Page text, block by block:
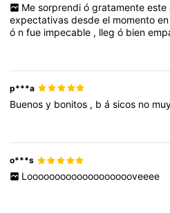
Me sorprendi ó gratamente este
expectativasdesdeel momento
ó nfue impecable , llegó bien
.Esmuypráctico,cómodoy
necesito . Estoy
definitivamenteseguir
pedidos.
p***a
Buenosy bonitos , básicos no
o***s
Loooooooooooooooooooveeee